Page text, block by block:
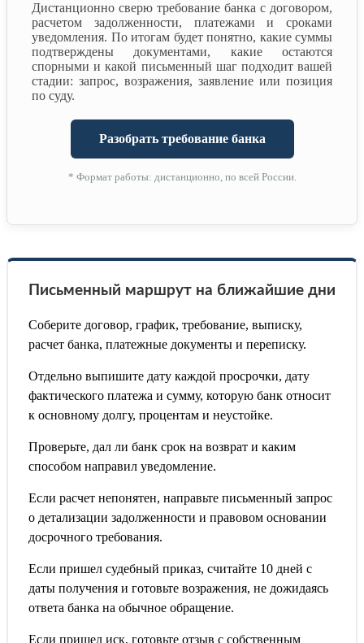
Дистанционно сверю требование банка с договором,
расчетом задолженности, платежами и сроками
уведомления. По итогам будет понятно, какие суммы
подтверждены документами, какие остаются
спорными и какой письменный шаг подходит вашей
стадии: запрос, возражения, заявление или позиция
по суду.
Разобрать требование банка
* Формат работы: дистанционно, по всей России.
Письменный маршрут на ближайшие дни
Соберите договор, график, требование, выписку,
расчет банка, платежные документы и переписку.
Отдельно выпишите дату каждой просрочки, дату
фактического платежа и сумму, которую банк относит
к основному долгу, процентам и неустойке.
Проверьте, дал ли банк срок на возврат и каким
способом направил уведомление.
Если расчет непонятен, направьте письменный запрос
о детализации задолженности и правовом основании
досрочного требования.
Если пришел судебный приказ, считайте 10 дней с
даты получения и готовьте возражения, не дожидаясь
ответа банка на обычное обращение.
Если пришел иск, готовьте отзыв с собственным